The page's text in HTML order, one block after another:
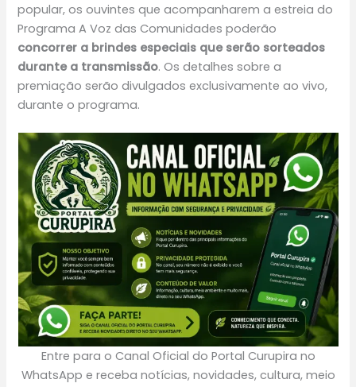
popular, os ouvintes que acompanharem a estreia do
Programa A Voz das Comunidades poderão
concorrer a brindes especiais que serão sorteados
durante a transmissão. Os detalhes sobre a
premiação serão divulgados exclusivamente ao vivo,
durante o programa.
Entre para o Canal Oficial do Portal Curupira no
WhatsApp e receba notícias, novidades, cultura, meio